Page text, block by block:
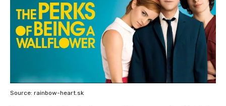
Source: rainbow-heart.sk